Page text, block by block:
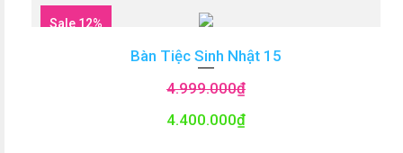
Sale 12%
Bàn Tiệc Sinh Nhật 15
4.999.000₫
4.400.000₫